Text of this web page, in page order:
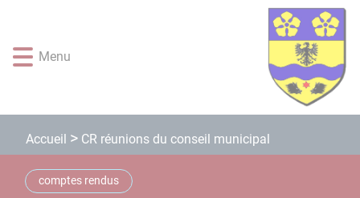
rapide
au
rapide
au
rapide
rapide
au
page
Menu
Accueil CR réunions du conseil municipal
comptes rendus